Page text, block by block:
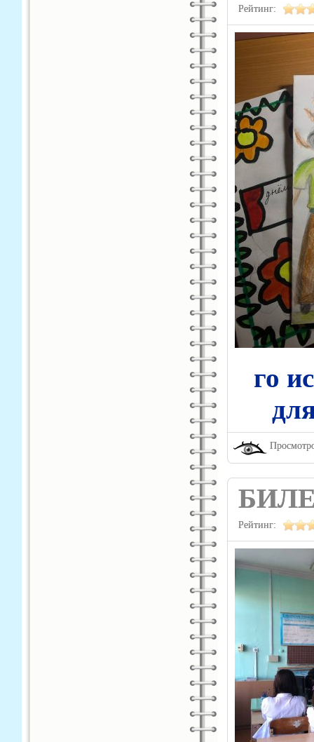
Рейтинг:
го
Рейтинг: